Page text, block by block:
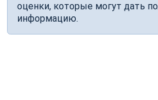
оценки, которые могут дать
информацию.